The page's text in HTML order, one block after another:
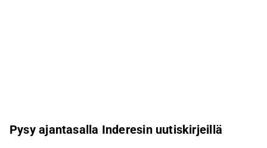
Pysy ajantasalla Inderesin uutiskirjeillä